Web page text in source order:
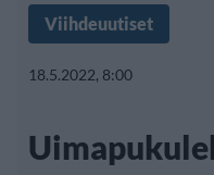
Viihdeuutiset
18.5.2022, 8:00